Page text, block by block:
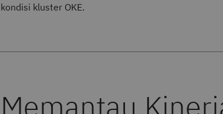
kondisi kluster OKE.